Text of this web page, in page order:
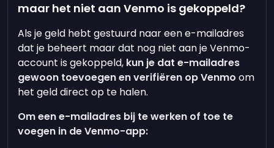
maar het niet aan Venmo is gekoppeld?
Als je geld hebt gestuurd naar een e-mailadres
dat je beheert maar dat nog niet aan je Venmo-
account is gekoppeld, kun je dat e-mailadres
gewoon toevoegen en verifiëren op Venmo om
het geld direct op te halen.
Om een e-mailadres bij te werken of toe te
voegen in de Venmo-app: